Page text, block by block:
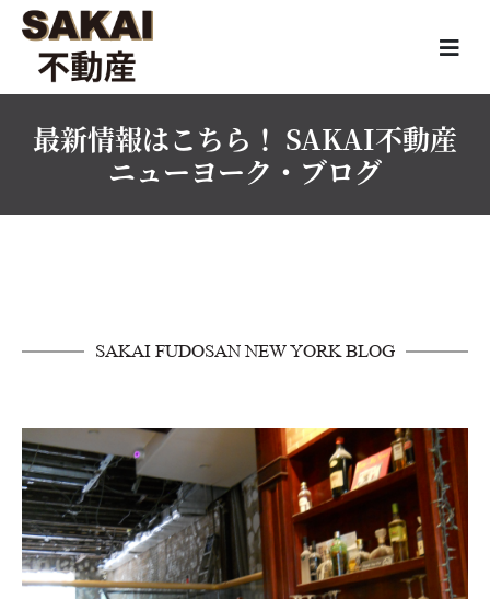
最新情報はこちら！ SAKAI不動産
ニューヨーク・ブログ
SAKAI FUDOSAN NEW YORK BLOG